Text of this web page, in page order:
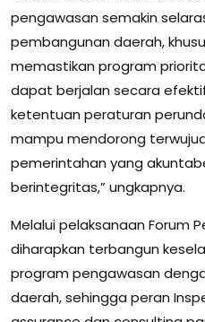
pengawasan semakin
pembangunan daerah,
memastikan program
dapat berjalan secara
ketentuan peraturan
mampu mendorong
pemerintahan yang
berintegritas,” ungkapnya.
Melalui pelaksanaan Forum
diharapkan terbangun
program pengawasan
daerah, sehingga peran